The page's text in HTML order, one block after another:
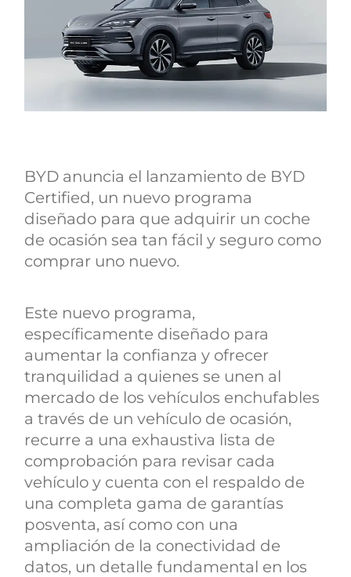
BYD anuncia el lanzamiento de BYD
Certified, un nuevo programa
diseñado para que adquirir un coche
de ocasión sea tan fácil y seguro como
comprar uno nuevo.
Este nuevo programa,
específicamente diseñado para
aumentar la confianza y ofrecer
tranquilidad a quienes se unen al
mercado de los vehículos enchufables
a través de un vehículo de ocasión,
recurre a una exhaustiva lista de
comprobación para revisar cada
vehículo y cuenta con el respaldo de
una completa gama de garantías
posventa, así como con una
ampliación de la conectividad de
datos, un detalle fundamental en los